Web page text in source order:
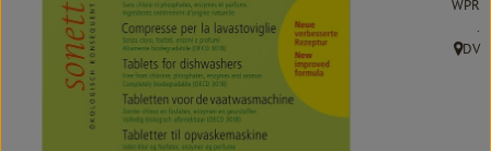
Kochen & Backen
Süß & Pikant
Getränke
WPR
.
,DV